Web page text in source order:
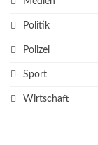
Politik
Polizei
Sport
Wirtschaft